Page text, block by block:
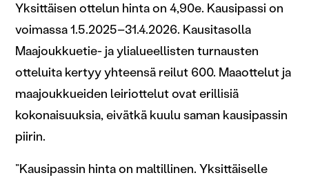
Yksittäisen ottelun hinta on 4,90e. Kausipassi on
voimassa 1.5.2025–31.4.2026. Kausitasolla
Maajoukkuetie- ja ylialueellisten turnausten
otteluita kertyy yhteensä reilut 600. Maaottelut ja
maajoukkueiden leiriottelut ovat erillisiä
kokonaisuuksia, eivätkä kuulu saman kausipassin
piirin.
”Kausipassin hinta on maltillinen. Yksittäiselle